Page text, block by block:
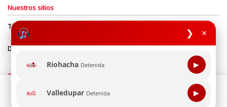
❯ ×
Riohacha Detenida ▶
Valledupar Detenida ▶
Nuestros sitios
Términos y Condiciones
Derechos de Autor y Propiedad Intelectual
Política de uso de cookies
Política de Tratamiento de Datos
Directrices Editoriales
Síguenos
Esta página web usa cookie para mejorar tu experiencia de
navegación, al continuar aceptas nuestra política de uso de